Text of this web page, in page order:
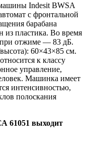
Indesit BWSA
с фронтальной
барабана
из пластика. Во время
при отжиме — 83 дБ.
60×43×85 см.
к классу
управление,
Машинка имеет
интенсивностью,
полоскания
61051 выходит